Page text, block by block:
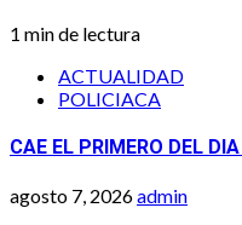
1 min de lectura
ACTUALIDAD
POLICIACA
CAE EL PRIMERO DEL
agosto 7, 2026admin